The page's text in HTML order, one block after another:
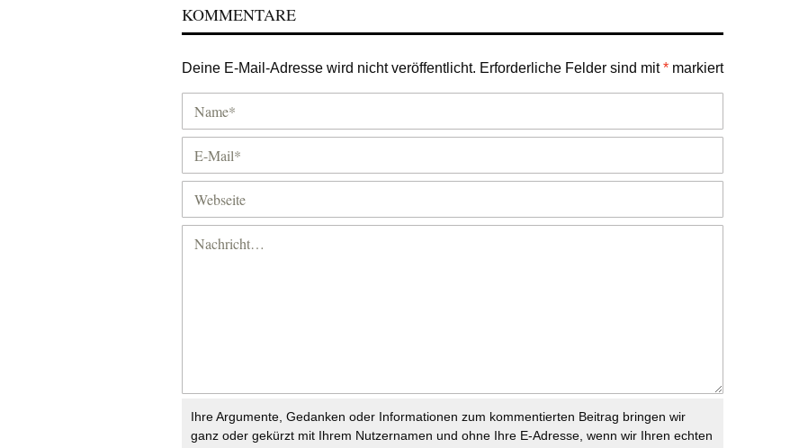
KOMMENTARE
Deine E-Mail-Adresse wird nicht veröffentlicht. Erforderliche Felder sind mit* markiert
Ihre Argumente, Gedanken oder Informationen zum kommentierten Beitrag bringen wir
ganz oder gekürzt mit Ihrem Nutzernamen und ohne Ihre E-Adresse, wenn wir Ihren echten